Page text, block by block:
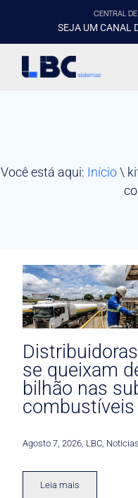
CENTRAL
SEJA UM CANAL
Você está aqui: Início\
se queixam
bilhão nas
combustíveis
Agosto 7, 2026 LBC
Leia mais